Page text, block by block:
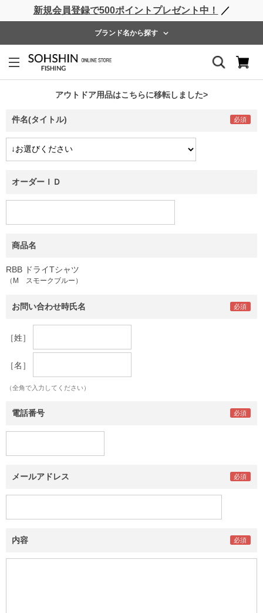
新規会員登録で500ポイントプレゼント中！ ／
ブランド名から探す
アウトドア用品はこちらに移転しました>
ライフベスト ウェーダー レインウェア フットウェア
お問い合わせ
件名(タイトル)
オーダーＩＤ
商品名
RBB ドライTシャツ
（M スモークブルー）
お問い合わせ時氏名
［姓］
［名］
（全角で入力してください）
電話番号
メールアドレス
内容